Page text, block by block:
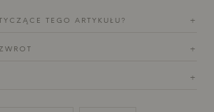
TEGO ARTYKUŁU? +
+
+